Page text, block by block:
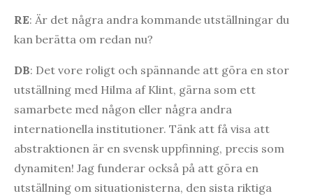
RE: Är det några andra kommande utställningar du
kan berätta om redan nu?
DB: Det vore roligt och spännande att göra en stor
utställning med Hilma af Klint, gärna som ett
samarbete med någon eller några andra
internationella institutioner. Tänk att få visa att
abstraktionen är en svensk uppfinning, precis som
dynamiten! Jag funderar också på att göra en
utställning om situationisterna, den sista riktiga